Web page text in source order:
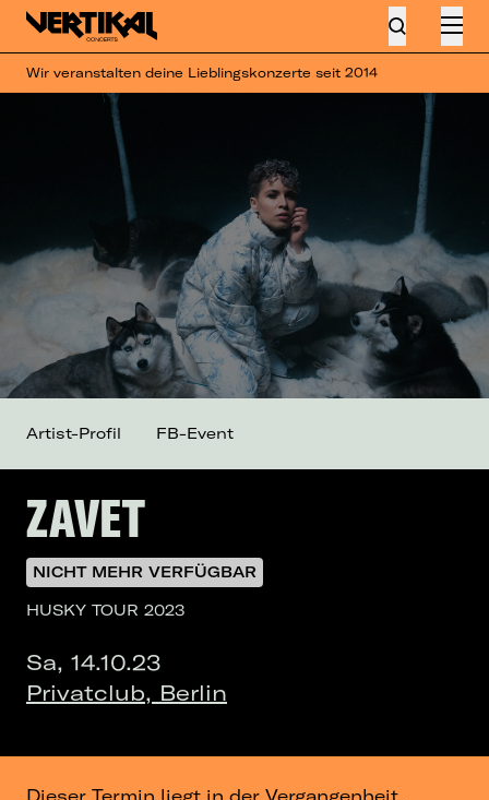
Wir veranstalten deine Lieblingskonzerte seit 2014
ZAVET
NICHT MEHR VERFÜGBAR
HUSKY TOUR 2023
Sa, 14.10.23
Privatclub, Berlin
Artist-Profil FB-Event
Dieser Termin liegt in der Vergangenheit.